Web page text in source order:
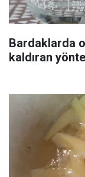
Bardaklarda
kaldıran